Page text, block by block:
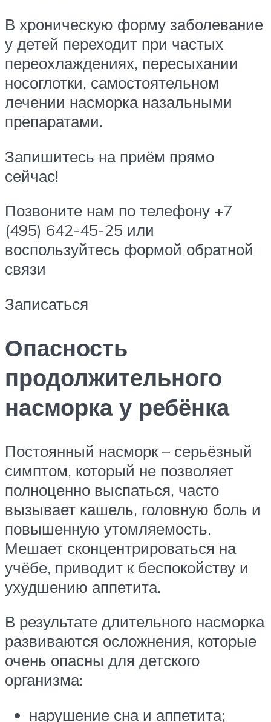
В хроническую форму заболевание
у детей переходит при частых
переохлаждениях, пересыхании
носоглотки, самостоятельном
лечении насморка назальными
препаратами.
Запишитесь на приём прямо
сейчас!
Позвоните нам по телефону +7
(495) 642-45-25 или
воспользуйтесь формой обратной
связи
Записаться
Опасность
продолжительного
насморка у ребёнка
Постоянный насморк – серьёзный
симптом, который не позволяет
полноценно выспаться, часто
вызывает кашель, головную боль и
повышенную утомляемость.
Мешает сконцентрироваться на
учёбе, приводит к беспокойству и
ухудшению аппетита.
В результате длительного насморка
развиваются осложнения, которые
очень опасны для детского
организма:
нарушение сна и аппетита;